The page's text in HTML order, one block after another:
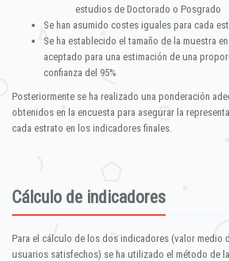
estudios de Doctorado o Posgrado
Se han asumido costes iguales para cada
Se ha establecido el tamaño de la muestra
aceptado para una estimación de una
confianza del 95%
Posteriormente se ha realizado una ponderación
obtenidos en la encuesta para asegurar la
cada estrato en los indicadores finales.
Cálculo de indicadores
Para el cálculo de los dos indicadores (valor medio
usuarios satisfechos) se ha utilizado el método de